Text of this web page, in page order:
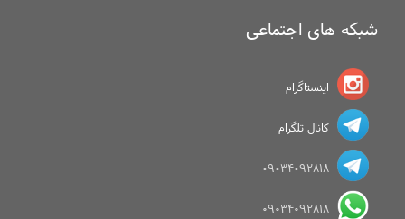
شبکه های اجتماعی
اینستاگرام
کانال تلگرام